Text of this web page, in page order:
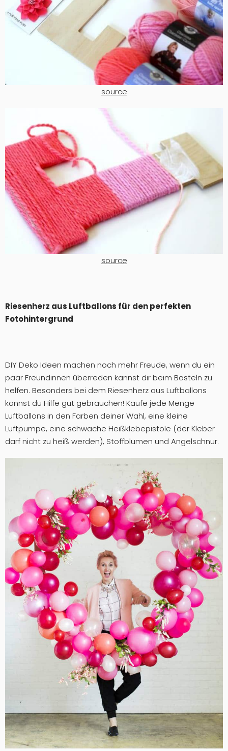
source
source
Riesenherz aus Luftballons für den perfekten
Fotohintergrund
DIY Deko Ideen machen noch mehr Freude, wenn du ein
paar Freundinnen überreden kannst dir beim Basteln zu
helfen. Besonders bei dem Riesenherz aus Luftballons
kannst du Hilfe gut gebrauchen! Kaufe jede Menge
Luftballons in den Farben deiner Wahl, eine kleine
Luftpumpe, eine schwache Heißklebepistole (der Kleber
darf nicht zu heiß werden), Stoffblumen und Angelschnur.